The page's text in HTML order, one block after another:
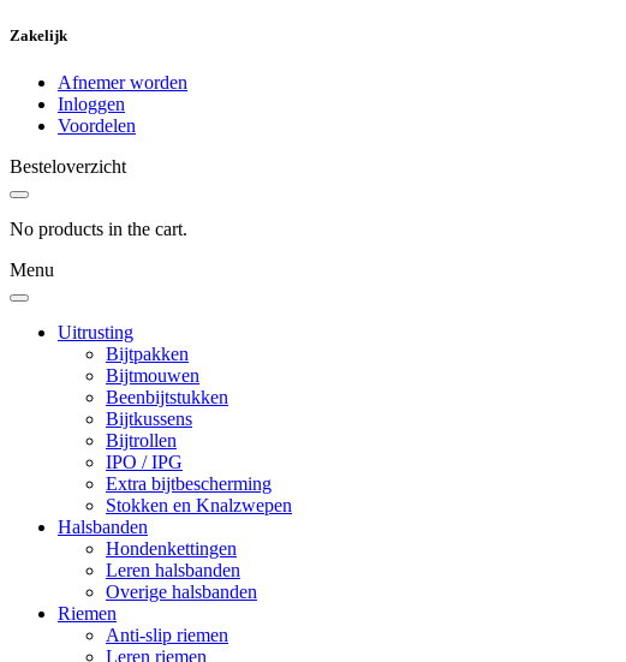
Zakelijk
Afnemer worden
Inloggen
Voordelen
Besteloverzicht
No products in the cart.
Menu
Uitrusting
Bijtpakken
Bijtmouwen
Beenbijtstukken
Bijtkussens
Bijtrollen
IPO / IPG
Extra bijtbescherming
Stokken en Knalzwepen
Halsbanden
Hondenkettingen
Leren halsbanden
Overige halsbanden
Riemen
Anti-slip riemen
Leren riemen